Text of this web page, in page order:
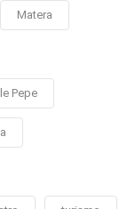
Matera
Pepe